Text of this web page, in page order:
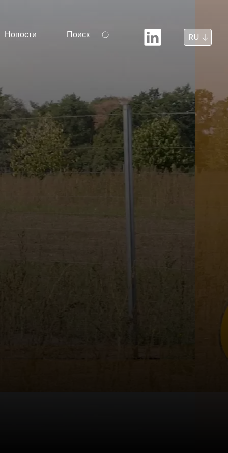
Новости Поиск RU